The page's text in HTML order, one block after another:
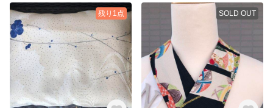
残り1点 SOLD OUT